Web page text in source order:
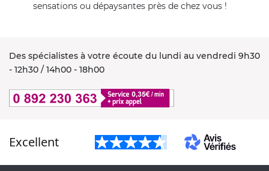
sensations ou dépaysantes près de chez vous !
Des spécialistes à votre écoute du lundi au vendredi 9h30
- 12h30 / 14h00 - 18h00
Excellent